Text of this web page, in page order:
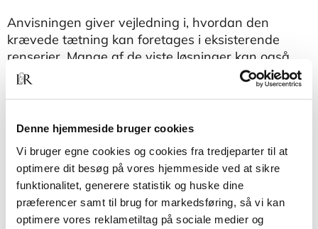
Denne hjemmeside bruger cookies
Vi bruger egne cookies og cookies fra tredjeparter til at
optimere dit besøg på vores hjemmeside ved at sikre
funktionalitet, generere statistik og huske dine
præferencer samt til brug for markedsføring, så vi kan
optimere vores reklametiltag på sociale medier og
Anvisningen giver vejledning i, hvordan den
krævede tætning kan foretages i eksisterende
renserier. Mange af de viste løsninger kan også
anvendes ved nyetablering af renserier.
Anvisningen henvender sig til rådgivere og
udførende, kommunale tilsynsførende samt
renseriejere.